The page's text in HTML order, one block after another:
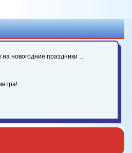
новогодние праздники ...
...